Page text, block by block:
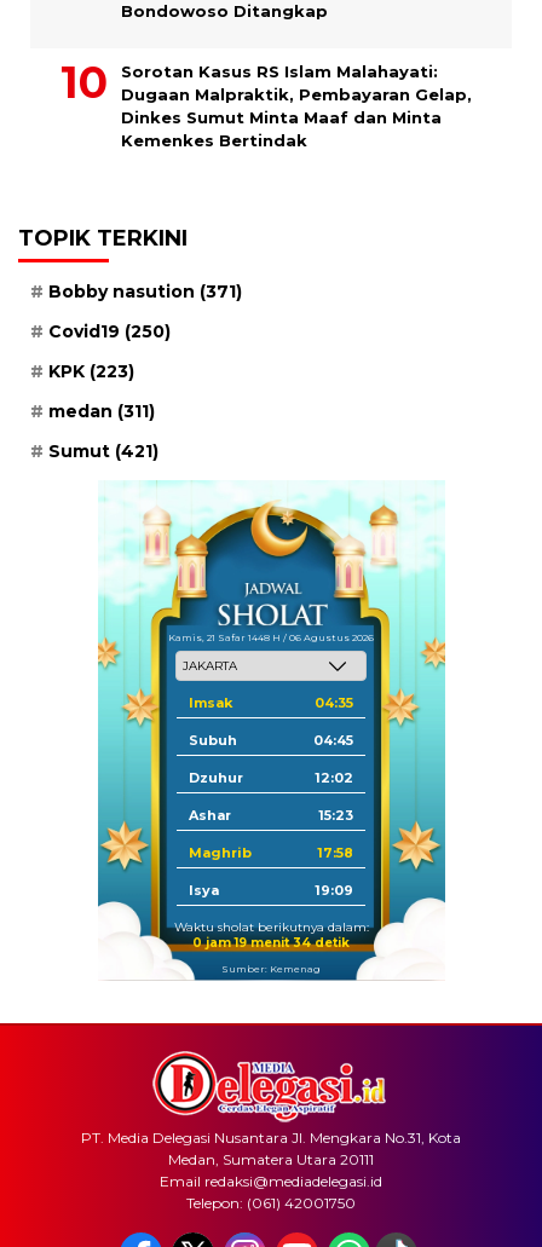
Bondowoso Ditangkap
Sorotan Kasus RS Islam Malahayati:
Dugaan Malpraktik, Pembayaran Gelap,
Dinkes Sumut Minta Maaf dan Minta
Kemenkes Bertindak
TOPIK TERKINI
Bobby nasution (371)
Covid19 (250)
KPK (223)
medan (311)
Sumut (421)
Kamis, 21 Safar 1448 H / 06 Agustus 2026
Imsak 04:35
Subuh 04:45
Dzuhur 12:02
Ashar 15:23
Maghrib 17:58
Isya 19:09
Waktu sholat berikutnya dalam:
0 jam 19 menit 34 detik
Sumber: Kemenag
PT. Media Delegasi Nusantara Jl. Mengkara No.31, Kota
Medan, Sumatera Utara 20111
Email redaksi@mediadelegasi.id
Telepon: (061) 42001750